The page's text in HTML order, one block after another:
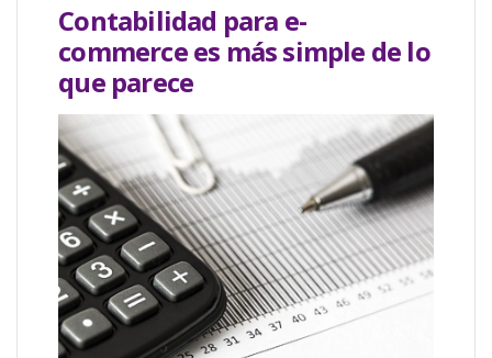
Contabilidad para e-
commerce es más simple de lo
que parece